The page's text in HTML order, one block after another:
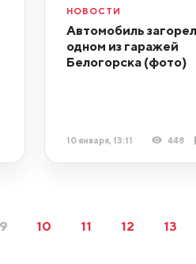
НОВОСТИ
Автомобиль
одном из гаражей
Белогорска (фото)
10 января, 13:11 448
9 10 11 12 13